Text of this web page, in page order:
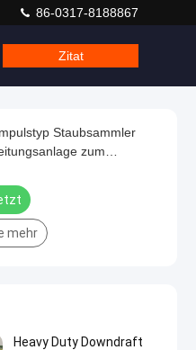
86-0317-8188867
Zitat
Staubsammler
zum
mehr
Heavy Duty Downdraft